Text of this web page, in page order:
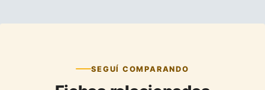
SEGUÍ COMPARANDO